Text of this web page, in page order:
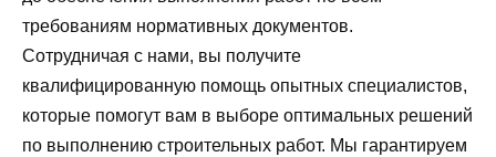
требованиям нормативных документов.
Сотрудничая с нами, вы получите
квалифицированную помощь опытных специалистов,
которые помогут вам в выборе оптимальных решений
по выполнению строительных работ. Мы гарантируем